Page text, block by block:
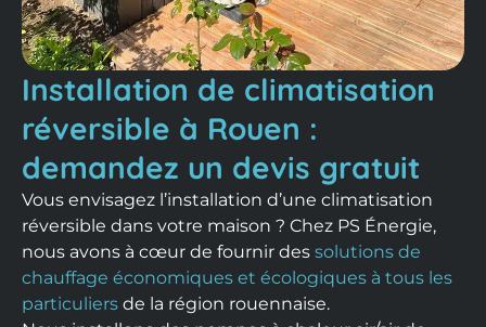
Installation de climatisation
réversible à Rouen :
demandez un devis gratuit
Vous envisagez l’installation d’une climatisation
réversible dans votre maison ? Chez PS Énergie,
nous avons à cœur de fournir des solutions de
chauffage économiques et écologiques à tous les
particuliers de la région rouennaise.